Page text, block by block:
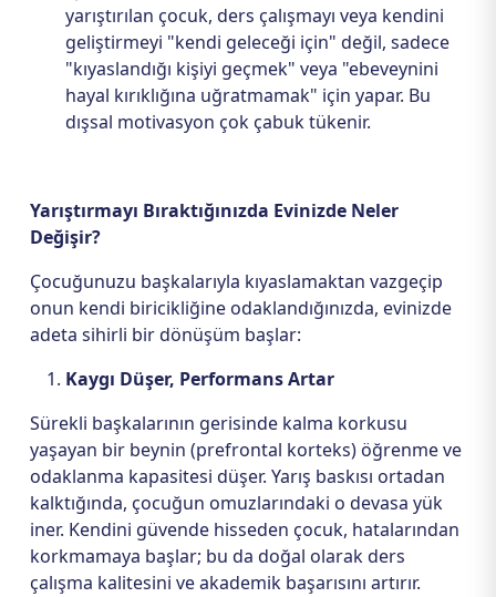
yarıştırılan çocuk, ders çalışmayı veya kendini
geliştirmeyi "kendi geleceği için" değil, sadece
"kıyaslandığı kişiyi geçmek" veya "ebeveynini
hayal kırıklığına uğratmamak" için yapar. Bu
dışsal motivasyon çok çabuk tükenir.
Yarıştırmayı Bıraktığınızda Evinizde Neler
Değişir?
Çocuğunuzu başkalarıyla kıyaslamaktan vazgeçip
onun kendi biricikliğine odaklandığınızda, evinizde
adeta sihirli bir dönüşüm başlar:
Kaygı Düşer, Performans Artar
Sürekli başkalarının gerisinde kalma korkusu
yaşayan bir beynin (prefrontal korteks) öğrenme ve
odaklanma kapasitesi düşer. Yarış baskısı ortadan
kalktığında, çocuğun omuzlarındaki o devasa yük
iner. Kendini güvende hisseden çocuk, hatalarından
korkmamaya başlar; bu da doğal olarak ders
çalışma kalitesini ve akademik başarısını artırır.